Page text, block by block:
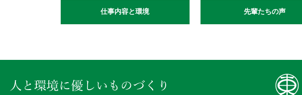
仕事内容と環境 先輩たちの声